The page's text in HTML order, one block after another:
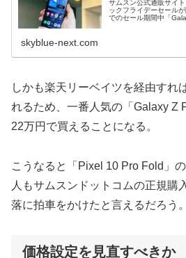
サムスン公式通販サイ
ックフライデーセール
でのセール期間中「
skyblue-next.com
しかも楽天リーベイツを経由すれ
れるため、一番人気の「Galaxy Z
22万円で買えることになる。
こうなると「Pixel 10 Pro Fold」
人もサムスンドットコムの正規購
落に拍車をかけたと言えるだろう。
価格設定を見直すべきか